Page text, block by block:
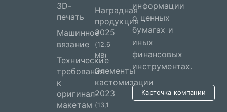
3D-
печать
Машинное
вязание
Технические
требования
к
оригинал-
макетам
Наградная
продукция
2025
(12,6
MB)
Элементы
кастомизации
2023
(13,1
информации
о ценных
бумагах и
иных
финансовых
инструментах.
Карточка компании